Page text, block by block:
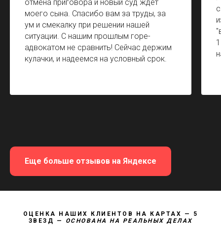
отмена приговора и новый суд ждет
моего сына. Спасибо вам за труды, за
ум и смекалку при решении нашей
ситуации. С нашим прошлым горе-
адвокатом не сравнить! Сейчас держим
кулачки, и надеемся на условный срок.
Еще больше отзывов на Яндексе
ОЦЕНКА НАШИХ КЛИЕНТОВ НА КАРТАХ — 5
ЗВЕЗД —
ОСНОВАНА НА РЕАЛЬНЫХ ДЕЛАХ